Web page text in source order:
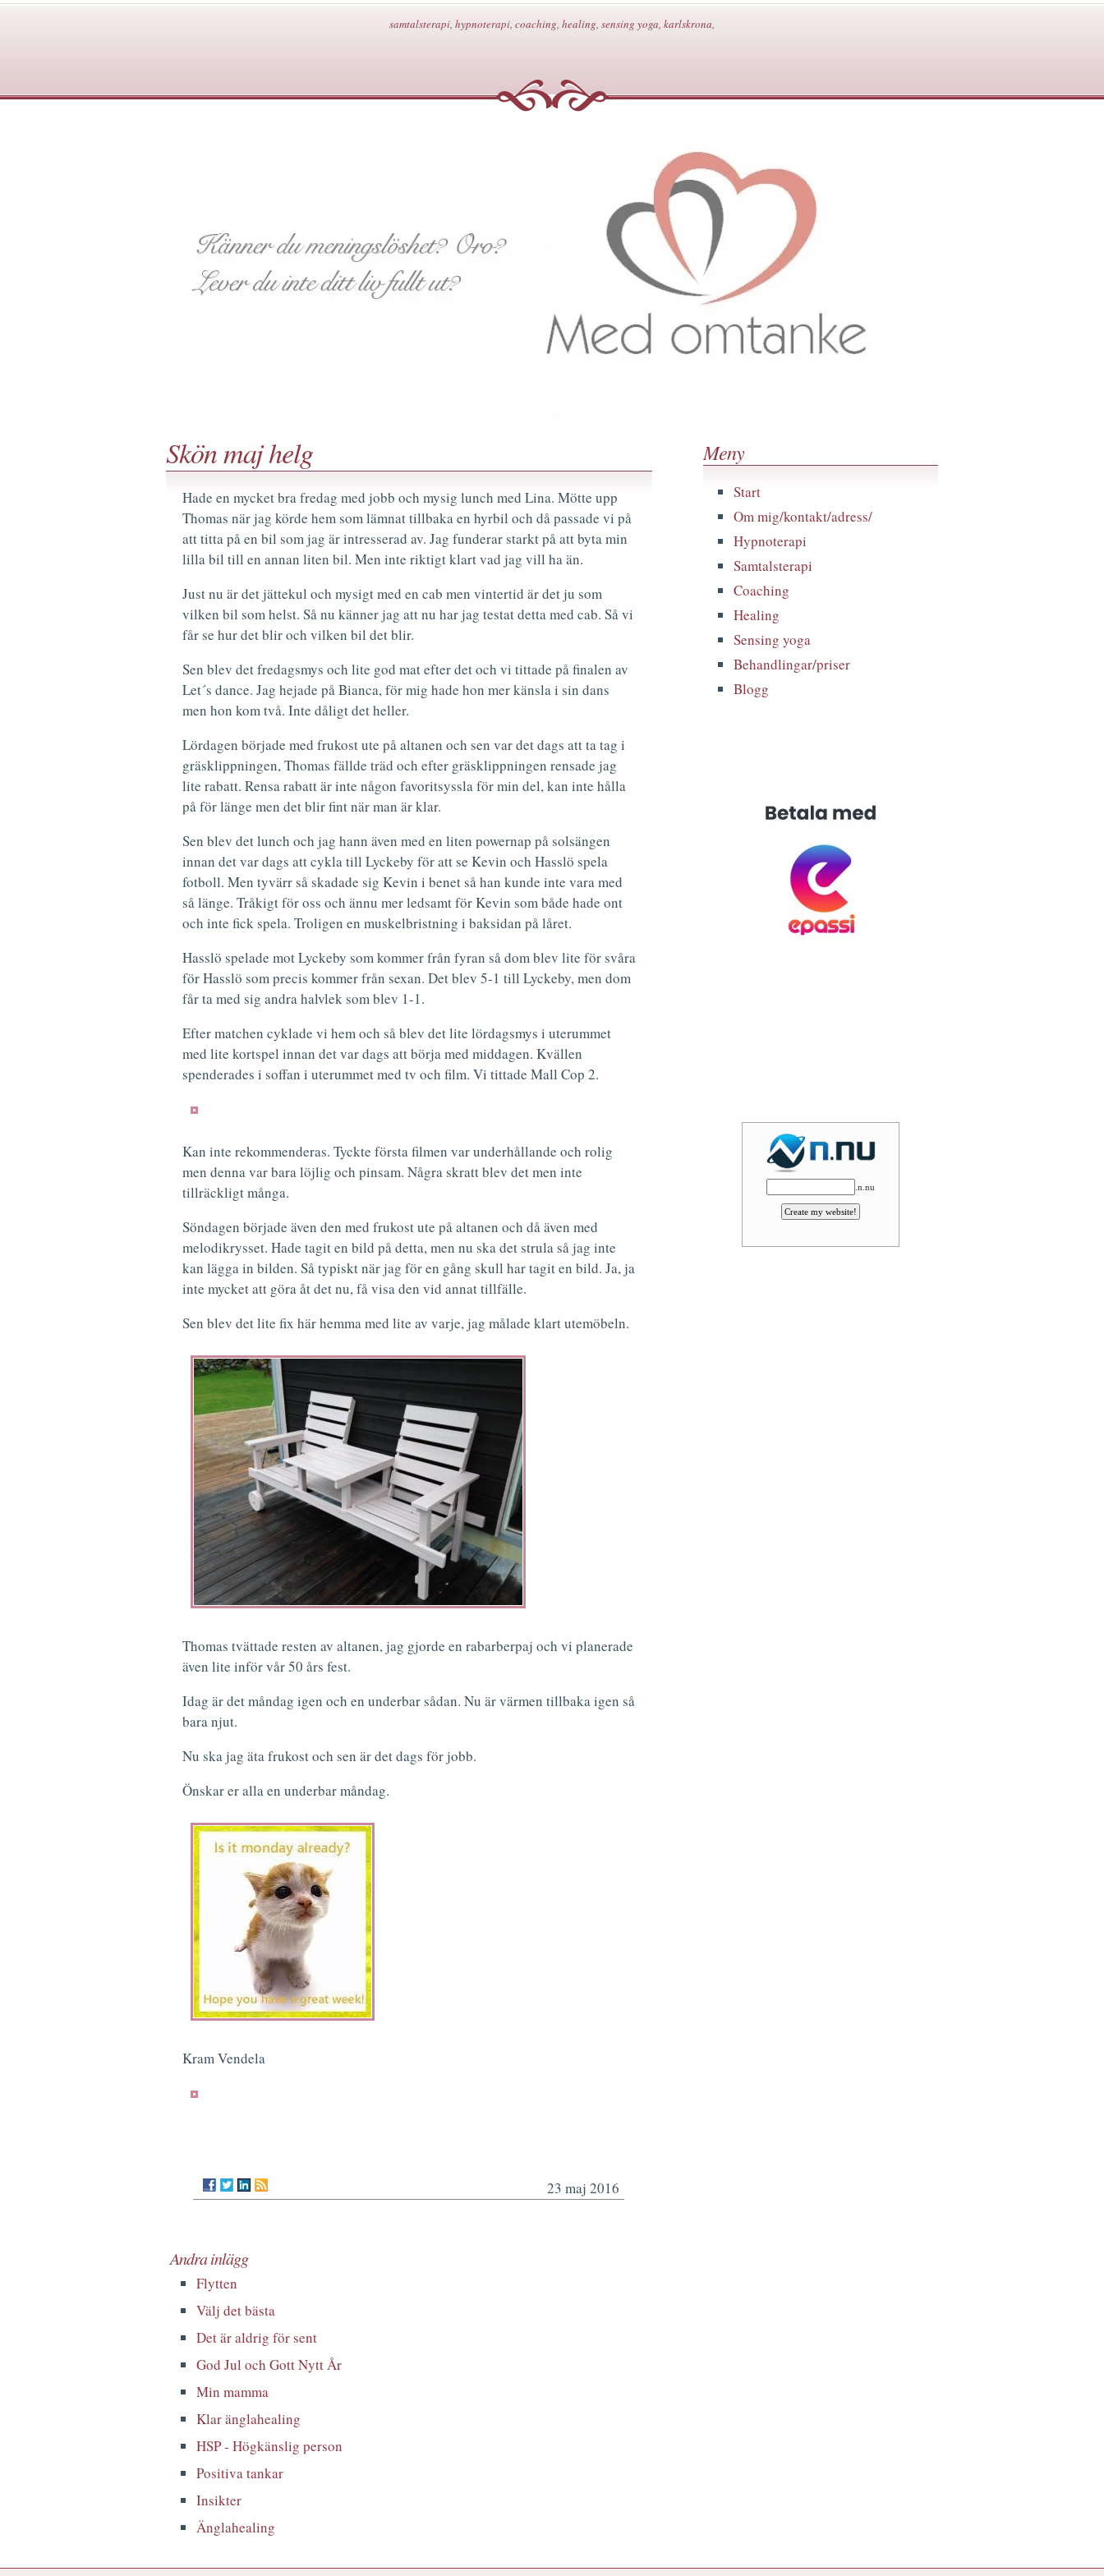
samtalsterapi, hypnoterapi, coaching, healing, sensing yoga, karlskrona,
Skön maj helg
Hade en mycket bra fredag med jobb och mysig lunch med Lina. Mötte upp
Thomas när jag körde hem som lämnat tillbaka en hyrbil och då passade vi på
att titta på en bil som jag är intresserad av. Jag funderar starkt på att byta min
lilla bil till en annan liten bil. Men inte riktigt klart vad jag vill ha än.
Just nu är det jättekul och mysigt med en cab men vintertid är det ju som
vilken bil som helst. Så nu känner jag att nu har jag testat detta med cab. Så vi
får se hur det blir och vilken bil det blir.
Sen blev det fredagsmys och lite god mat efter det och vi tittade på finalen av
Let´s dance. Jag hejade på Bianca, för mig hade hon mer känsla i sin dans
men hon kom två. Inte dåligt det heller.
Lördagen började med frukost ute på altanen och sen var det dags att ta tag i
gräsklippningen, Thomas fällde träd och efter gräsklippningen rensade jag
lite rabatt. Rensa rabatt är inte någon favoritsyssla för min del, kan inte hålla
på för länge men det blir fint när man är klar.
Sen blev det lunch och jag hann även med en liten powernap på solsängen
innan det var dags att cykla till Lyckeby för att se Kevin och Hasslö spela
fotboll. Men tyvärr så skadade sig Kevin i benet så han kunde inte vara med
så länge. Tråkigt för oss och ännu mer ledsamt för Kevin som både hade ont
och inte fick spela. Troligen en muskelbristning i baksidan på låret.
Hasslö spelade mot Lyckeby som kommer från fyran så dom blev lite för svåra
för Hasslö som precis kommer från sexan. Det blev 5-1 till Lyckeby, men dom
får ta med sig andra halvlek som blev 1-1.
Efter matchen cyklade vi hem och så blev det lite lördagsmys i uterummet
med lite kortspel innan det var dags att börja med middagen. Kvällen
spenderades i soffan i uterummet med tv och film. Vi tittade Mall Cop 2.
Kan inte rekommenderas. Tyckte första filmen var underhållande och rolig
men denna var bara löjlig och pinsam. Några skratt blev det men inte
tillräckligt många.
Söndagen började även den med frukost ute på altanen och då även med
melodikrysset. Hade tagit en bild på detta, men nu ska det strula så jag inte
kan lägga in bilden. Så typiskt när jag för en gång skull har tagit en bild. Ja, ja
inte mycket att göra åt det nu, få visa den vid annat tillfälle.
Sen blev det lite fix här hemma med lite av varje, jag målade klart utemöbeln.
Thomas tvättade resten av altanen, jag gjorde en rabarberpaj och vi planerade
även lite inför vår 50 års fest.
Idag är det måndag igen och en underbar sådan. Nu är värmen tillbaka igen så
bara njut.
Nu ska jag äta frukost och sen är det dags för jobb.
Önskar er alla en underbar måndag.
Kram Vendela
23 maj 2016
Andra inlägg
Flytten
Välj det bästa
Det är aldrig för sent
God Jul och Gott Nytt År
Min mamma
Klar änglahealing
HSP - Högkänslig person
Positiva tankar
Insikter
Änglahealing
Meny
Start
Om mig/kontakt/adress/
Hypnoterapi
Samtalsterapi
Coaching
Healing
Sensing yoga
Behandlingar/priser
Blogg
.n.nu